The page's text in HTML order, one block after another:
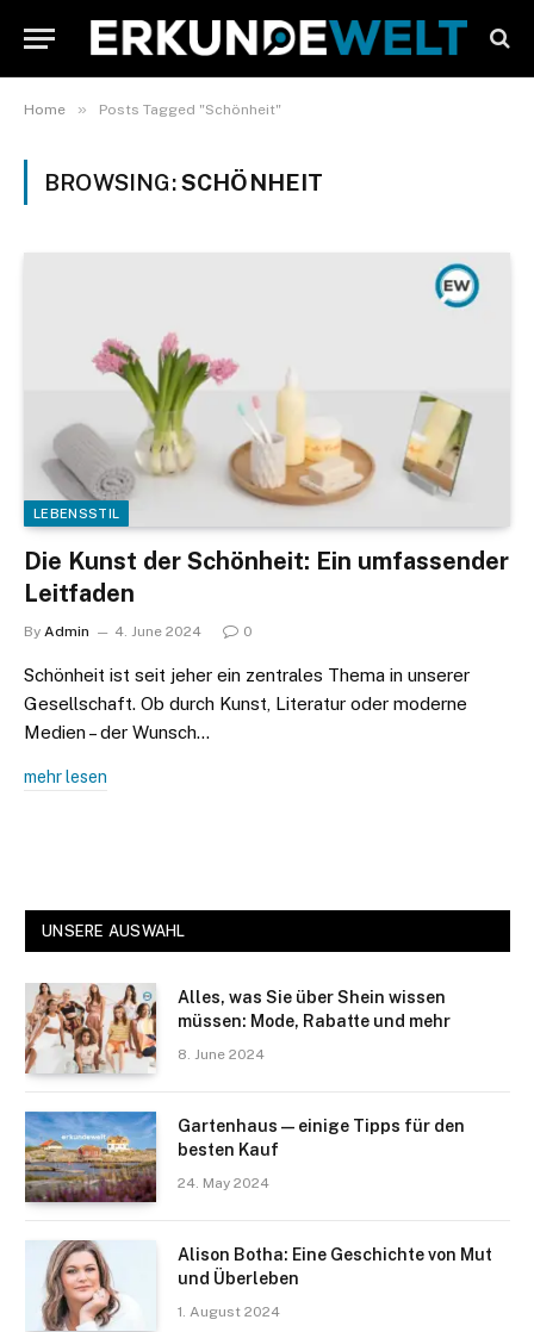
Home » Posts Tagged "Schönheit"
BROWSING:SCHÖNHEIT
LEBENSSTIL
Die Kunst der Schönheit: Ein umfassender
Leitfaden
By Admin 4. June 2024 0
Schönheit ist seit jeher ein zentrales Thema in unserer
Gesellschaft. Ob durch Kunst, Literatur oder moderne
Medien – der Wunsch…
mehr lesen
UNSERE AUSWAHL
Alles, was Sie über Shein wissen
müssen: Mode, Rabatte und mehr
8. June 2024
Gartenhaus — einige Tipps für den
besten Kauf
24. May 2024
Alison Botha: Eine Geschichte von Mut
und Überleben
1. August 2024